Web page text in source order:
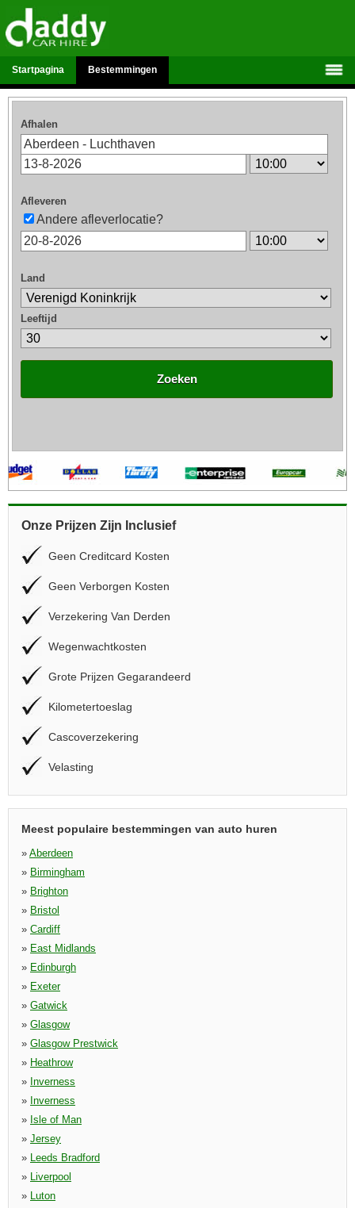
Startpagina Bestemmingen
Afhalen
Afleveren
Andere afleverlocatie?
Land
Leeftijd
Zoeken
Onze Prijzen Zijn Inclusief
Geen Creditcard Kosten
Geen Verborgen Kosten
Verzekering Van Derden
Wegenwachtkosten
Grote Prijzen Gegarandeerd
Kilometertoeslag
Cascoverzekering
Velasting
Meest populaire bestemmingen van auto huren
» Aberdeen
» Birmingham
» Brighton
» Bristol
» Cardiff
» East Midlands
» Edinburgh
» Exeter
» Gatwick
» Glasgow
» Glasgow Prestwick
» Heathrow
» Inverness
» Inverness
» Isle of Man
» Jersey
» Leeds Bradford
» Liverpool
» Luton